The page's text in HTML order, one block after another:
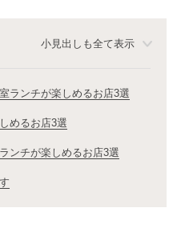
小見出しも全て表示
ランチが楽しめるお店3選
めるお店3選
ンチが楽しめるお店3選